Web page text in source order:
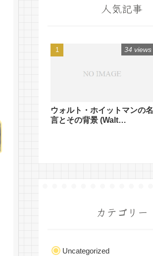
人気記事
ウォルト・ホイットマンの名
言とその背景 (Walt
34 views
カテゴリー
Uncategorized